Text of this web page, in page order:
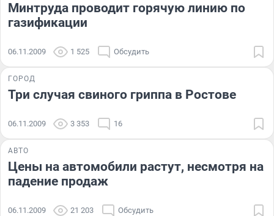
Минтруда проводит горячую линию по
газификации
06.11.2009 1 525 Обсудить
ГОРОД
Три случая свиного гриппа в Ростове
06.11.2009 3 353 16
АВТО
Цены на автомобили растут, несмотря на
падение продаж
06.11.2009 21 203 Обсудить